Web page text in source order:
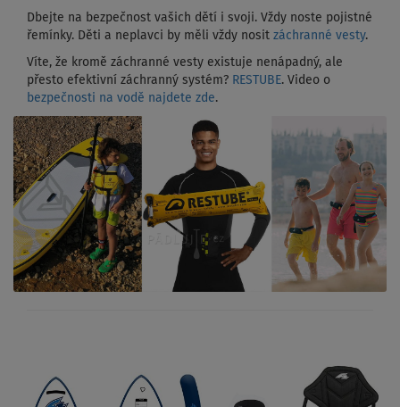
Dbejte na bezpečnost vašich dětí i svoji. Vždy noste pojistné
řemínky. Děti a neplavci by měli vždy nosit záchranné vesty.
Víte, že kromě záchranné vesty existuje nenápadný, ale
přesto efektivní záchranný systém? RESTUBE. Video o
bezpečnosti na vodě najdete zde.